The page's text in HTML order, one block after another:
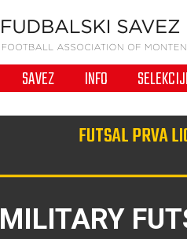
SAVEZ INFO
FUTSAL PRVA
MILITARY